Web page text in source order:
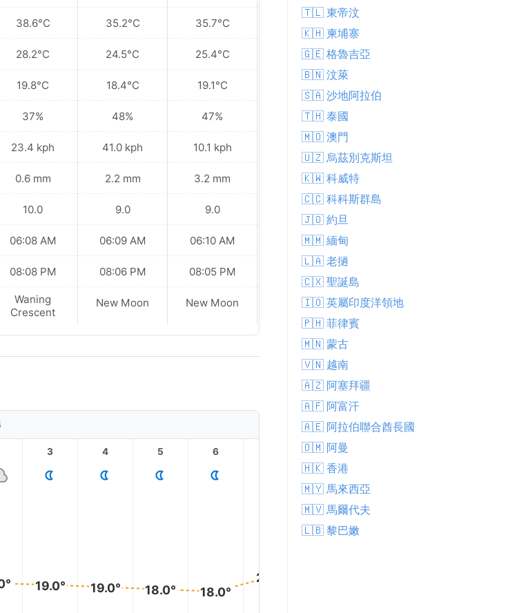
38.6°C
28.2°C
19.8°C
37%
23.4 kph
0.6 mm
10.0
06:08 AM
08:08 PM
Waning
Crescent
35.2°C
24.5°C
18.4°C
48%
41.0 kph
2.2 mm
9.0
06:09 AM
08:06 PM
New Moon
35.7°C
25.4°C
19.1°C
47%
10.1 kph
3.2 mm
9.0
06:10 AM
08:05 PM
New Moon
25.5°C
47%
3.5 mm
06:11 AM
New Moon
3
19.0°
4
19.0°
5
18.0°
6
18.0°
21.0°
8
🇹🇱 東帝汶
🇰🇭 柬埔寨
🇬🇪 格魯吉亞
🇧🇳 汶萊
🇸🇦 沙地阿拉伯
🇹🇭 泰國
🇲🇴 澳門
🇺🇿 烏茲別克斯坦
🇰🇼 科威特
🇨🇨 科科斯群島
🇯🇴 約旦
🇲🇲 緬甸
🇱🇦 老撾
🇨🇽 聖誕島
🇮🇴 英屬印度洋領地
🇵🇭 菲律賓
🇲🇳 蒙古
🇻🇳 越南
🇦🇿 阿塞拜疆
🇦🇫 阿富汗
🇦🇪 阿拉伯聯合酋長國
🇴🇲 阿曼
🇭🇰 香港
🇲🇾 馬來西亞
🇲🇻 馬爾代夫
🇱🇧 黎巴嫩